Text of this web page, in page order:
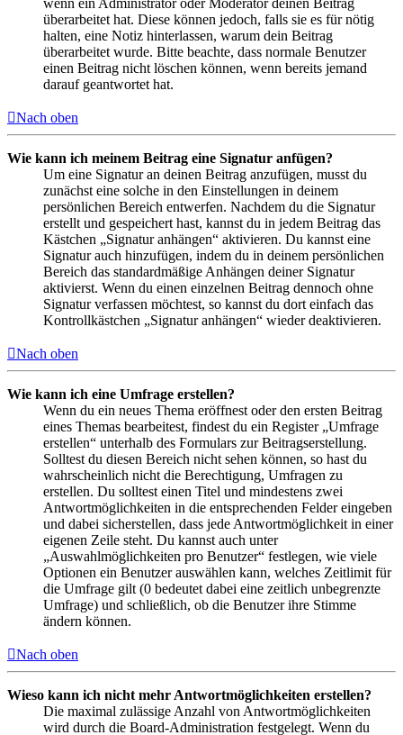
überarbeitet hat. Diese können jedoch, falls sie es für nötig
halten, eine Notiz hinterlassen, warum dein Beitrag
überarbeitet wurde. Bitte beachte, dass normale Benutzer
einen Beitrag nicht löschen können, wenn bereits jemand
darauf geantwortet hat.
Nach oben
Wie kann ich meinem Beitrag eine Signatur anfügen?
Um eine Signatur an deinen Beitrag anzufügen, musst du
zunächst eine solche in den Einstellungen in deinem
persönlichen Bereich entwerfen. Nachdem du die Signatur
erstellt und gespeichert hast, kannst du in jedem Beitrag das
Kästchen „Signatur anhängen“ aktivieren. Du kannst eine
Signatur auch hinzufügen, indem du in deinem persönlichen
Bereich das standardmäßige Anhängen deiner Signatur
aktivierst. Wenn du einen einzelnen Beitrag dennoch ohne
Signatur verfassen möchtest, so kannst du dort einfach das
Kontrollkästchen „Signatur anhängen“ wieder deaktivieren.
Nach oben
Wie kann ich eine Umfrage erstellen?
Wenn du ein neues Thema eröffnest oder den ersten Beitrag
eines Themas bearbeitest, findest du ein Register „Umfrage
erstellen“ unterhalb des Formulars zur Beitragserstellung.
Solltest du diesen Bereich nicht sehen können, so hast du
wahrscheinlich nicht die Berechtigung, Umfragen zu
erstellen. Du solltest einen Titel und mindestens zwei
Antwortmöglichkeiten in die entsprechenden Felder eingeben
und dabei sicherstellen, dass jede Antwortmöglichkeit in einer
eigenen Zeile steht. Du kannst auch unter
„Auswahlmöglichkeiten pro Benutzer“ festlegen, wie viele
Optionen ein Benutzer auswählen kann, welches Zeitlimit für
die Umfrage gilt (0 bedeutet dabei eine zeitlich unbegrenzte
Umfrage) und schließlich, ob die Benutzer ihre Stimme
ändern können.
Nach oben
Wieso kann ich nicht mehr Antwortmöglichkeiten erstellen?
Die maximal zulässige Anzahl von Antwortmöglichkeiten
wird durch die Board-Administration festgelegt. Wenn du